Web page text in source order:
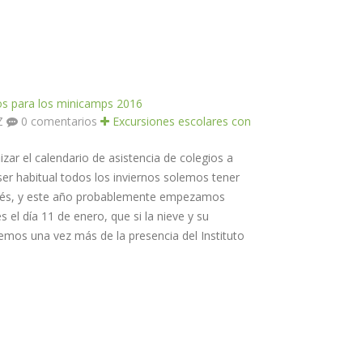
para los minicamps 2016
0 comentarios
Excursiones escolares con
el calendario de asistencia de colegios a
habitual todos los inviernos solemos tener
y este año probablemente empezamos
el día 11 de enero, que si la nieve y su
una vez más de la presencia del Instituto